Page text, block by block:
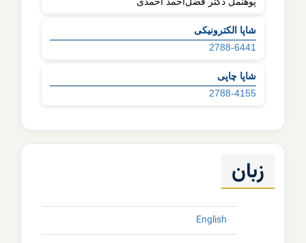
شاپا الکترونیکی
2788-6441
شاپا چاپی
2788-4155
زبان
English